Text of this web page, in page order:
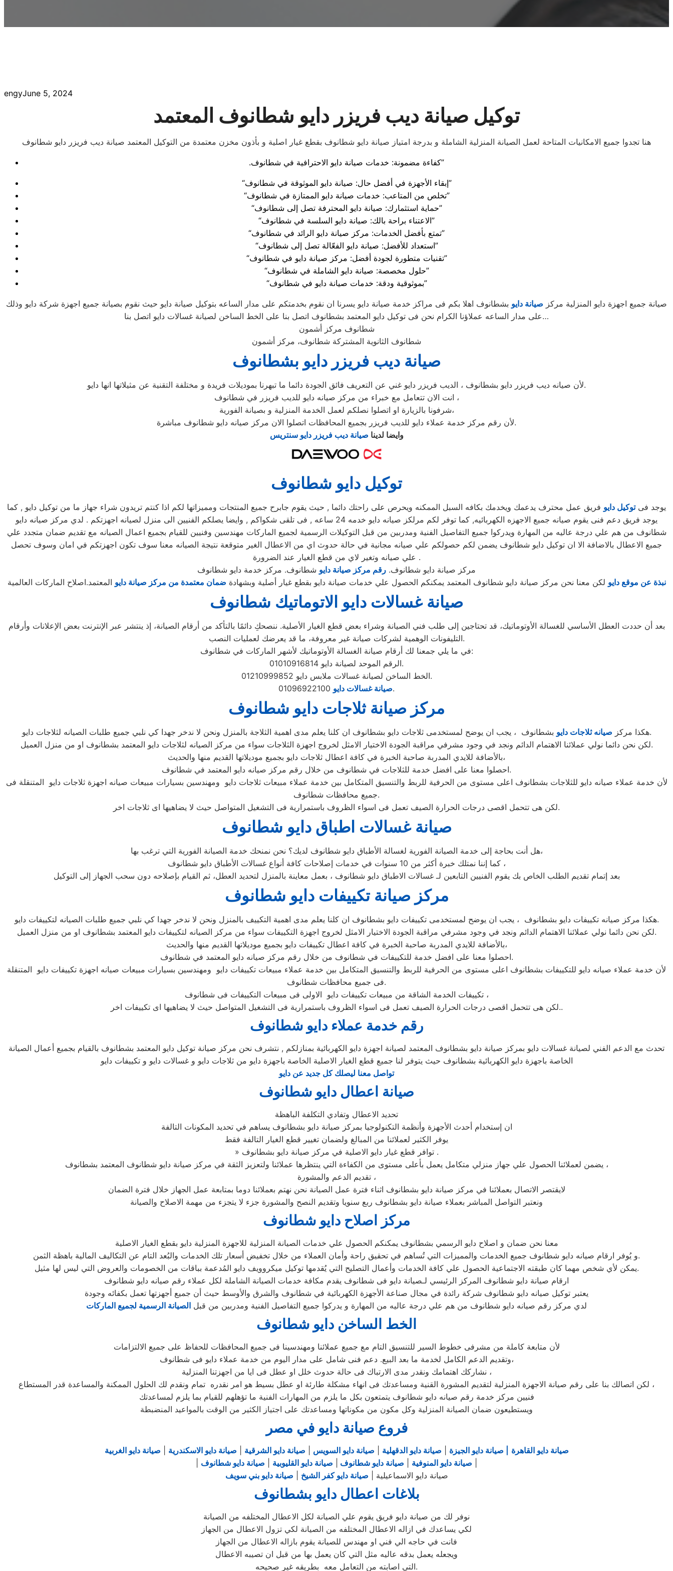
engyJune 5, 2024
توكيل صيانة ديب فريزر دايو شطانوف المعتمد
هنا تجدوا جميع الامكانيات المتاحة لعمل الصيانة المنزلية الشاملة و بدرجة امتياز صيانة دايو شطانوف بقطع غيار اصلية و بأذون مخزن معتمدة من التوكيل المعتمد صيانة ديب فريزر دايو شطانوف
.كفاءة مضمونة: خدمات صيانة دايو الاحترافية في شطانوف”
“إبقاء الأجهزة في أفضل حال: صيانة دايو الموثوقة في شطانوف”
“تخلص من المتاعب: خدمات صيانة دايو الممتازة في شطانوف”
“حماية استثمارك: صيانة دايو المحترفة تصل إلى شطانوف”
“الاعتناء براحة بالك: صيانة دايو السلسة في شطانوف”
“تمتع بأفضل الخدمات: مركز صيانة دايو الرائد في شطانوف”
“استعداد للأفضل: صيانة دايو الفعّالة تصل إلى شطانوف”
“تقنيات متطورة لجودة أفضل: مركز صيانة دايو في شطانوف”
“حلول مخصصة: صيانة دايو الشاملة في شطانوف”
“بموثوقية ودقة: خدمات صيانة دايو في شطانوف”
صيانة جميع اجهزة دايو المنزلية مركز صيانة دايو بشطانوف اهلا بكم فى مراكز خدمة صيانة دايو يسرنا ان نقوم بخدمتكم على مدار الساعه بتوكيل صيانة دايو حيث نقوم بصيانة جميع اجهزة شركة دايو وذلك
على مدار الساعه عملاؤنا الكرام نحن فى توكيل دايو المعتمد بشطانوف اتصل بنا على الخط الساخن لصيانة غسالات دايو اتصل بنا…
شطانوف مركز أشمون
شطانوف الثانوية المشتركة شطانوف، مركز أشمون
صيانة ديب فريزر دايو بشطانوف
لأن صيانه ديب فريزر دايو بشطانوف ، الديب فريزر دايو غني عن التعريف فائق الجودة دائما ما تبهرنا بموديلات فريدة و مختلفة التقنية عن مثيلاتها انها دايو.
انت الان تتعامل مع خبراء من مركز صيانه دايو للديب فريزر في شطانوف ،
شرفونا بالزيارة او اتصلوا نصلكم لعمل الخدمة المنزلية و بصيانة الفورية،
لأن رقم مركز خدمة عملاء دايو للديب فريزر بجميع المحافظات اتصلوا الان مركز صيانه دايو شطانوف مباشرة.
وايضا لدينا صيانة ديب فريزر دايو سنتريس
توكيل دايو شطانوف
يوجد فىتوكيل دايو فريق عمل محترف يدعمك ويخدمك بكافه السبل الممكنه ويحرص على راحتك دائما , حيث يقوم جابرح جميع المنتجات ومميزاتها لكم اذا كنتم تريدون شراء جهاز ما من توكيل دايو , كما
يوجد فريق دعم فنى يقوم صيانه جميع الاجهزه الكهربائيه, كما توفر لكم مرلكز صيانه دايو خدمه 24 ساعه , فى تلقى شكواكم , وايضا يصلكم الفنيين الى منزل لصيانه اجهزتكم . لدي مركز صيانه دايو
شطانوف من هم علي درجة عاليه من المهارة ويدركوا جميع التفاصيل الفنية ومدربين من قبل التوكيلات الرسمية لجميع الماركات مهندسين وفنيين للقيام بجميع اعمال الصيانه مع تقديم ضمان متجدد علي
جميع الاعطال بالاضافة الا ان توكيل دايو شطانوف يضمن لكم حصولكم علي صيانه مجانية في حالة حدوث اي من الاعطال الغير متوقعة نتيجة الصيانه معنا سوف تكون اجهزتكم في امان وسوف تحصل
علي صيانه وتغير لاي من قطع الغيار عند الضرورة .
مركز صيانة دايو شطانوف. رقم مركز صيانة دايو شطانوف. مركز خدمة دايو شطانوف
نبذة عن موقع دايو لكن معنا نحن مركز صيانة دايو شطانوف المعتمد يمكنكم الحصول علي خدمات صيانة دايو بقطع غيار أصلية وبشهادة ضمان معتمدة من مركز صيانة دايو المعتمد.اصلاح الماركات العالمية
صيانة غسالات دايو الاتوماتيك شطانوف
بعد أن حددت العطل الأساسي للغسالة الأوتوماتيك، قد تحتاجين إلى طلب فني الصيانة وشراء بعض قطع الغيار الأصلية. ننصحكِ دائمًا بالتأكد من أرقام الصيانة، إذ ينتشر عبر الإنترنت بعض الإعلانات وأرقام
التليفونات الوهمية لشركات صيانة غير معروفة، ما قد يعرضك لعمليات النصب.
في ما يلي جمعنا لك أرقام صيانة الغسالة الأوتوماتيك لأشهر الماركات في شطانوف:
الرقم الموحد لصيانة دايو 01010916814.
الخط الساخن لصيانة غسالات ملابس دايو 01210999852.
صيانة غسالات دايو01096922100.
مركز صيانة ثلاجات دايو شطانوف
هكذا مركز صيانه ثلاجات دايو
بشطانوف ، يجب ان يوضح لمستخدمى ثلاجات دايو بشطانوف ان كلنا يعلم مدى اهمية الثلاجة بالمنزل ونحن لا ندخر جهدا كي نلبي جميع طلبات الصيانه لثلاجات دايو.
لكن نحن دائما نولي عملائنا الاهتمام الدائم ونجد في وجود مشرفي مراقبة الجودة الاختيار الامثل لخروج اجهزة الثلاجات سواء من مركز الصيانه لثلاجات دايو المعتمد بشطانوف او من منزل العميل.
بالأضافة للايدي المدربة صاحبة الخبرة في كافة اعطال ثلاجات دايو بجميع موديلاتها القديم منها والحديث،
احصلوا معنا على افضل خدمة للثلاجات في شطانوف من خلال رقم مركز صيانه دايو المعتمد في شطانوف.
لأن خدمة عملاء صيانه دايو للثلاجات بشطانوف اعلى مستوى من الحرفية للربط والتنسيق المتكامل بين خدمة عملاء مبيعات ثلاجات دايو ومهندسين بسيارات مبيعات صيانه اجهزة ثلاجات دايو المتنقلة فى
جميع محافظات شطانوف.
لكن هى تتحمل اقصى درجات الحرارة الصيف تعمل فى اسواء الظروف باستمرارية فى التشغيل المتواصل حيث لا يضاهيها اى ثلاجات اخر.
صيانة غسالات اطباق دايو شطانوف
هل أنت بحاجة إلى خدمة الصيانة الفورية لغسالة الأطباق دايو شطانوف لديك؟ نحن نمنحك خدمة الصيانة الفورية التي ترغب بها،
كما إننا نمتلك خبرة أكثر من 10 سنوات في خدمات إصلاحات كافة أنواع غسالات الأطباق دايو شطانوف ،
بعد إتمام تقديم الطلب الخاص بك يقوم الفنيين التابعين لـ غسالات الاطباق دايو شطانوف ، بعمل معاينة بالمنزل لتحديد العطل، ثم القيام بإصلاحه دون سحب الجهاز إلى التوكيل
مركز صيانة تكييفات دايو شطانوف
هكذا مركز صيانه تكييفات دايو بشطانوف ، يجب ان يوضح لمستخدمى تكييفات دايو بشطانوف ان كلنا يعلم مدى اهمية التكييف بالمنزل ونحن لا ندخر جهدا كي نلبي جميع طلبات الصيانه لتكييفات دايو.
لكن نحن دائما نولي عملائنا الاهتمام الدائم ونجد في وجود مشرفي مراقبة الجودة الاختيار الامثل لخروج اجهزة التكييفات سواء من مركز الصيانه لتكييفات دايو المعتمد بشطانوف او من منزل العميل.
بالأضافة للايدي المدربة صاحبة الخبرة في كافة اعطال تكييفات دايو بجميع موديلاتها القديم منها والحديث،
احصلوا معنا على افضل خدمة للتكييفات في شطانوف من خلال رقم مركز صيانه دايو المعتمد في شطانوف.
لأن خدمة عملاء صيانه دايو للتكييفات بشطانوف اعلى مستوى من الحرفية للربط والتنسيق المتكامل بين خدمة عملاء مبيعات تكييفات دايو ومهندسين بسيارات مبيعات صيانه اجهزة تكييفات دايو المتنقلة
فى جميع محافظات شطانوف.
تكييفات الخدمة الشاقة من مبيعات تكييفات دايو الاولى فى مبيعات التكييفات فى شطانوف ،
لكن هى تتحمل اقصى درجات الحرارة الصيف تعمل فى اسواء الظروف باستمرارية فى التشغيل المتواصل حيث لا يضاهيها اى تكييفات اخر..
رقم خدمة عملاء دايو شطانوف
تحدث مع الدعم الفني لصيانة غسالات دايو بمركز صيانة دايو بشطانوف المعتمد لصيانة اجهزة دايو الكهربائية بمنازلكم , نتشرف نحن مركز صيانة توكيل دايو المعتمد بشطانوف بالقيام بجميع أعمال الصيانة
الخاصة باجهزة دايو الكهربائية بشطانوف حيث يتوفر لنا جميع قطع الغيار الاصلية الخاصة باجهزة دايو من ثلاجات دايو و غسالات دايو و تكييفات دايو
تواصل معنا ليصلك كل جديد عن دايو
صيانة اعطال دايو شطانوف
تحديد الاعطال وتفادي التكلفة الباهظة
ان إستخدام أحدث الأجهزة وأنظمة التكنولوجيا بمركز صيانة دايو بشطانوف يساهم في تحديد المكونات التالفة
يوفر الكثير لعملائنا من المبالغ ولضمان تغيير قطع الغيار التالفة فقط
» توافر قطع غيار دايو الاصلية في مركز صيانة دايو بشطانوف .
يضمن لعملائنا الحصول علي جهاز منزلي متكامل يعمل بأعلى مستوى من الكفاءة التي ينتظرها عملائنا ولتعزيز الثقة في مركز صيانة دايو شطانوف المعتمد بشطانوف ،
تقديم الدعم والمشورة ،
لايقتصر الاتصال بعملائنا في مركز صيانة دايو بشطانوف اثناء فترة عمل الصيانة نحن نهتم بعملائنا دوما بمتابعة عمل الجهاز خلال فترة الضمان
ونعتبر التواصل المباشر بعملاء صيانة دايو بشطانوف ربع سنويا وتقديم النصح والمشورة جزء لا يتجزء من مهمة الاصلاح والصيانة
مركز اصلاح دايو شطانوف
معنا نحن ضمان و اصلاح دايو الرسمي بشطانوف يمكنكم الحصول علي خدمات الصيانة المنزلية للاجهزة المنزلية دايو بقطع الغيار الاصلية
و يُوفر ارقام صيانه دايو شطانوف جميع الخدمات والمميزات التي تُساهم في تحقيق راحة وأمان العملاء من خلال تخفيض أسعار تلك الخدمات والبُعد التام عن التكاليف المالية باهظة الثمن.
يمكن لأي شخص مهما كان طبقته الاجتماعية الحصول علي كافة الخدمات وأعمال التصليح التي يُقدمها توكيل ميكروويف دايو المُدعمة بباقات من الخصومات والعروض التي ليس لها مثيل.
ارقام صيانة دايو شطانوف المركز الرئيسي لـصيانة دايو فى شطانوف يقدم مكافة خدمات الصيانة الشاملة لكل عملاء رقم صيانه دايو شطانوف
يعتبر توكيل صيانه دايو شطانوف شركة رائدة في مجال صناعة الأجهزة الكهربائية في شطانوف والشرق والأوسط حيث أن جميع أجهزتها تعمل بكفائه وجودة
لدي مركز رقم صيانه دايو شطانوف من هم علي درجة عاليه من المهارة و يدركوا جميع التفاصيل الفنية ومدربين من قبل الصيانة الرسمية لجميع الماركات
الخط الساخن دايو شطانوف
لأن متابعة كاملة من مشرفى خطوط السير للتنسيق التام مع جميع عملائنا ومهندسينا فى جميع المحافظات للحفاظ على جميع الالتزامات
وتقديم الدعم الكامل لخدمة ما بعد البيع. دعم فنى شامل على مدار اليوم من خدمة عملاء دايو فى شطانوف،
نشاركك اهتمامك ونقدر مدى الارتباك فى حالة حدوث خلل او عطل فى ايا من اجهزتنا المنزلية ،
لكن اتصالك بنا على رقم صيانة الاجهزة المنزلية لتقديم المشورة القنية ومساعدتك فى انهاء مشكلة طارئة او عطل بسيط هو امر نقدره تمام ونقدم لك الحلول الممكنة والمساعدة قدر المستطاع ،
فنيين مركز خدمة رقم صيانه دايو شطانوف يتمتعون بكل ما يلزم من المهارات الفنية ما تؤهلهم للقيام بما يلزم لمساعدتك
ويستطيعون ضمان الصيانة المنزلية وكل مكون من مكوناتها ومساعدتك على اجتياز الكثير من الوقت بالمواعيد المنضبطة
فروع صيانة دايو في مصر
صيانة دايو القاهرة | صيانة دايو الجيزة صيانة دايو الدقهلية صيانة دايو السويس صيانة دايو الشرقية صيانة دايو الاسكندرية
صيانة دايو الغربية
صيانة دايو المنوفية صيانة دايو شطانوف صيانة دايو القليوبية صيانة دايو شطانوف
صيانة دايو الاسماعيلية | صيانة دايو كفر الشيخ صيانة دايو بني سويف
بلاغات اعطال دايو بشطانوف
نوفر لك من صيانة دايو فريق يقوم علي الصيانة لكل الاعطال المختلفه من الصيانة
لكي يساعدك في ازاله الاعطال المختلفه من الصيانة لكي تزول الاعطال من الجهاز
فانت في حاجه الي فني او مهندس للصيانة يقوم بازاله الاعطال من الجهاز
ويجعله يعمل بدقه عاليه مثل التي كان يعمل بها من قبل ان تصيبه الاعطال
التي اصابته من التعامل معه بطريقه غير صحيحه.